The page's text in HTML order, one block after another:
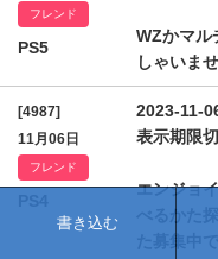
フレンド
PS5
WZかマル
しゃいま
[4987]
11月06日
フレンド
2023-11-
表示期限
エンジョ
べるかた
書き込む